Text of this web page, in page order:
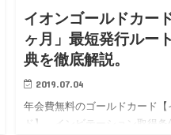
イオンゴールドカー
ヶ月」最短発行ルー
典を徹底解説。
2019.07.04
年会費無料のゴールドカード
ド】。インビテーション取得条